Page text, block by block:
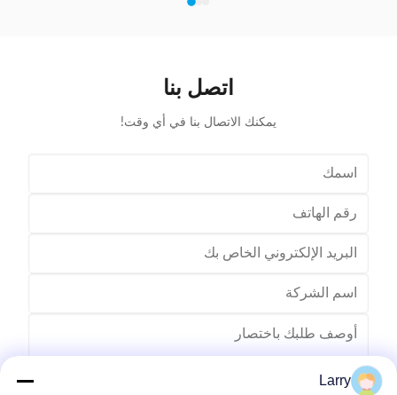
expanding blades is synchronous, no need two times
after expending. (1)
اتصل بنا
يمكنك الاتصال بنا في أي وقت!
Larry